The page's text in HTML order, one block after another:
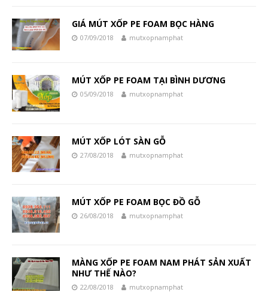
GIÁ MÚT XỐP PE FOAM BỌC HÀNG
07/09/2018 mutxopnamphat
MÚT XỐP PE FOAM TẠI BÌNH DƯƠNG
05/09/2018 mutxopnamphat
MÚT XỐP LÓT SÀN GỖ
27/08/2018 mutxopnamphat
MÚT XỐP PE FOAM BỌC ĐỒ GỖ
26/08/2018 mutxopnamphat
MÀNG XỐP PE FOAM NAM PHÁT SẢN XUẤT
NHƯ THẾ NÀO?
22/08/2018 mutxopnamphat